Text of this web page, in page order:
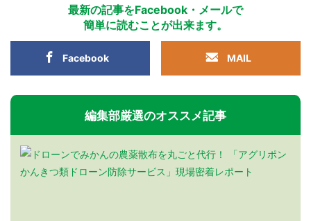
最新の記事をFacebook・メールで
簡単に読むことが出来ます。
Facebook MAIL
編集部厳選のオススメ記事